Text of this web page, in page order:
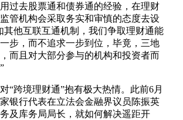
过去股票通和债券通的经验，在理财
管机构会采取务实和审慎的态度去设
其他互联互通机制，我们争取理财通能
步，而不追求一步到位，毕竟，三地
而且对大部分参与的机构和投资者而
“跨境理财通”抱有极大热情。此前6月
银行代表在立法会金融界议员陈振英
及库务局局长，就如何解决遥距开